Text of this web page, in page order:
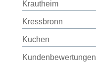
Krautheim
Kressbronn
Kuchen
Kundenbewertungen